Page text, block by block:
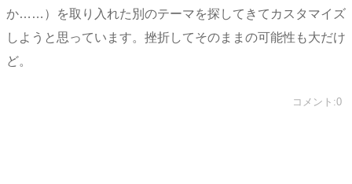
か……）を取り入れた別のテーマを探してきてカスタマイズ
しようと思っています。挫折してそのままの可能性も大だけ
ど。
コメント:0